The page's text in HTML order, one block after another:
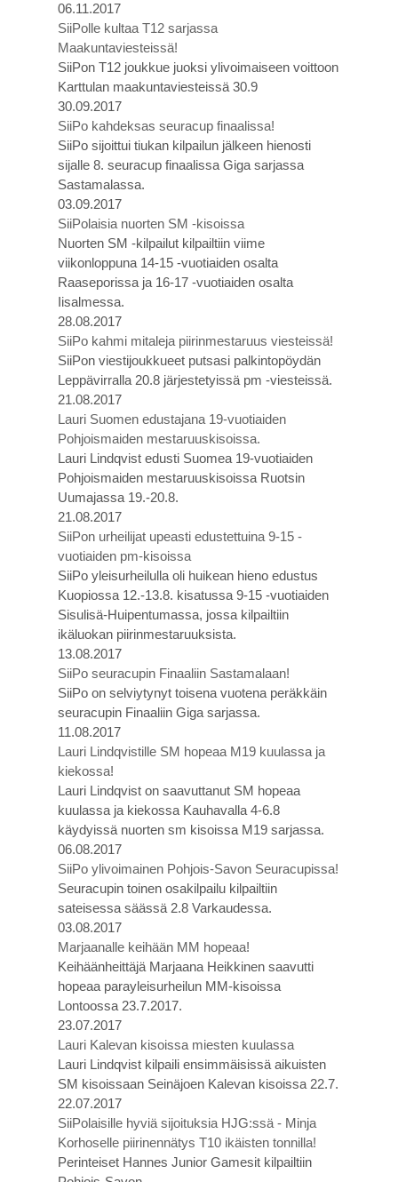
06.11.2017
SiiPolle kultaa T12 sarjassa
Maakuntaviesteissä!
SiiPon T12 joukkue juoksi ylivoimaiseen voittoon
Karttulan maakuntaviesteissä 30.9
30.09.2017
SiiPo kahdeksas seuracup finaalissa!
SiiPo sijoittui tiukan kilpailun jälkeen hienosti
sijalle 8. seuracup finaalissa Giga sarjassa
Sastamalassa.
03.09.2017
SiiPolaisia nuorten SM -kisoissa
Nuorten SM -kilpailut kilpailtiin viime
viikonloppuna 14-15 -vuotiaiden osalta
Raaseporissa ja 16-17 -vuotiaiden osalta
Iisalmessa.
28.08.2017
SiiPo kahmi mitaleja piirinmestaruus viesteissä!
SiiPon viestijoukkueet putsasi palkintopöydän
Leppävirralla 20.8 järjestetyissä pm -viesteissä.
21.08.2017
Lauri Suomen edustajana 19-vuotiaiden
Pohjoismaiden mestaruuskisoissa.
Lauri Lindqvist edusti Suomea 19-vuotiaiden
Pohjoismaiden mestaruuskisoissa Ruotsin
Uumajassa 19.-20.8.
21.08.2017
SiiPon urheilijat upeasti edustettuina 9-15 -
vuotiaiden pm-kisoissa
SiiPo yleisurheilulla oli huikean hieno edustus
Kuopiossa 12.-13.8. kisatussa 9-15 -vuotiaiden
Sisulisä-Huipentumassa, jossa kilpailtiin
ikäluokan piirinmestaruuksista.
13.08.2017
SiiPo seuracupin Finaaliin Sastamalaan!
SiiPo on selviytynyt toisena vuotena peräkkäin
seuracupin Finaaliin Giga sarjassa.
11.08.2017
Lauri Lindqvistille SM hopeaa M19 kuulassa ja
kiekossa!
Lauri Lindqvist on saavuttanut SM hopeaa
kuulassa ja kiekossa Kauhavalla 4-6.8
käydyissä nuorten sm kisoissa M19 sarjassa.
06.08.2017
SiiPo ylivoimainen Pohjois-Savon Seuracupissa!
Seuracupin toinen osakilpailu kilpailtiin
sateisessa säässä 2.8 Varkaudessa.
03.08.2017
Marjaanalle keihään MM hopeaa!
Keihäänheittäjä Marjaana Heikkinen saavutti
hopeaa parayleisurheilun MM-kisoissa
Lontoossa 23.7.2017.
23.07.2017
Lauri Kalevan kisoissa miesten kuulassa
Lauri Lindqvist kilpaili ensimmäisissä aikuisten
SM kisoissaan Seinäjoen Kalevan kisoissa 22.7.
22.07.2017
SiiPolaisille hyviä sijoituksia HJG:ssä - Minja
Korhoselle piirinennätys T10 ikäisten tonnilla!
Perinteiset Hannes Junior Gamesit kilpailtiin